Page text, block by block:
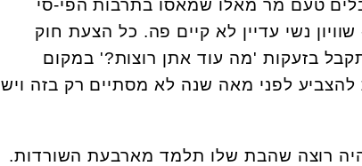
טעם מר מאלו שמאסו בתרבות הפי-סי
נשי עדיין לא קיים פה. כל הצעת חוק
בזעקות 'מה עוד אתן רוצות?' במקום
לפני מאה שנה לא מסתיים רק בזה ויש
רוצה שהבת שלו תלמד מארבעת השורדות.